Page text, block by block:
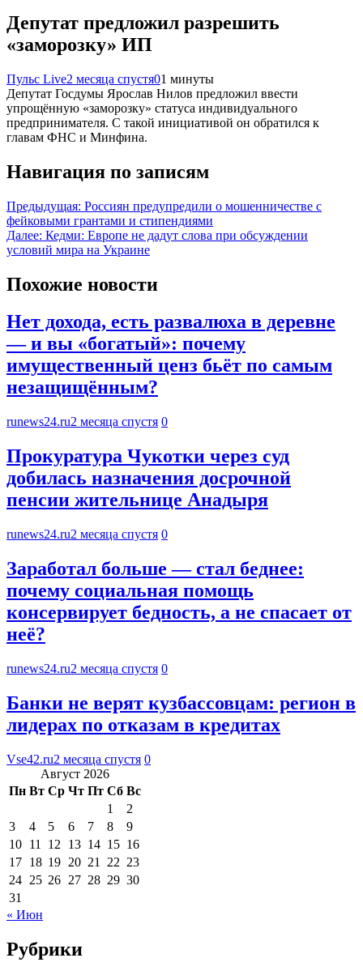
Депутат предложил разрешить
«заморозку» ИП
Пульс Live2 месяца спустя01 минуты
Депутат Госдумы Ярослав Нилов предложил ввести
упрощённую «заморозку» статуса индивидуального
предпринимателя. С такой инициативой он обратился к
главам ФНС и Минфина.
Навигация по записям
Предыдущая: Россиян предупредили о мошенничестве с
фейковыми грантами и стипендиями
Далее: Кедми: Европе не дадут слова при обсуждении
условий мира на Украине
Похожие новости
Нет дохода, есть развалюха в деревне
— и вы «богатый»: почему
имущественный ценз бьёт по самым
незащищённым?
runews24.ru2 месяца спустя 0
Прокуратура Чукотки через суд
добилась назначения досрочной
пенсии жительнице Анадыря
runews24.ru2 месяца спустя 0
Заработал больше — стал беднее:
почему социальная помощь
консервирует бедность, а не спасает от
неё?
runews24.ru2 месяца спустя 0
Банки не верят кузбассовцам: регион в
лидерах по отказам в кредитах
Vse42.ru2 месяца спустя 0
Август 2026
Пн Вт Ср Чт Пт Сб Вс
1
2
3
4 5 6 7 8
9
10 11 12 13 14 15 16
17 18 19 20 21 22 23
24 25 26 27 28 29 30
31
« Июн
Рубрики